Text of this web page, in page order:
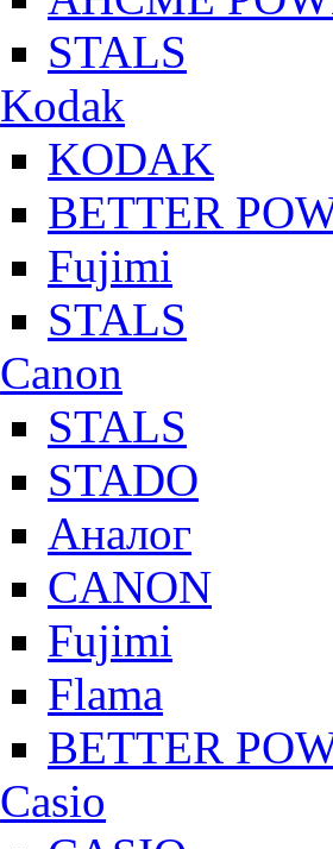
STALS
Kodak
KODAK
BETTER
Fujimi
STALS
Canon
STALS
STADO
Аналог
CANON
Fujimi
Flama
BETTER
Casio